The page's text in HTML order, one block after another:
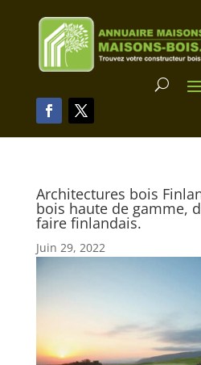
Architectures bois
bois haute de gamme,
faire finlandais.
Juin 29, 2022